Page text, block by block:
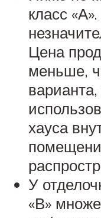
класс
Цена
меньше,
хауса
У
«В»